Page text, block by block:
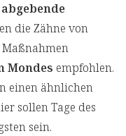
die Zähne von
Mondes empfohlen.
einen ähnlichen
sollen Tage des
sein.